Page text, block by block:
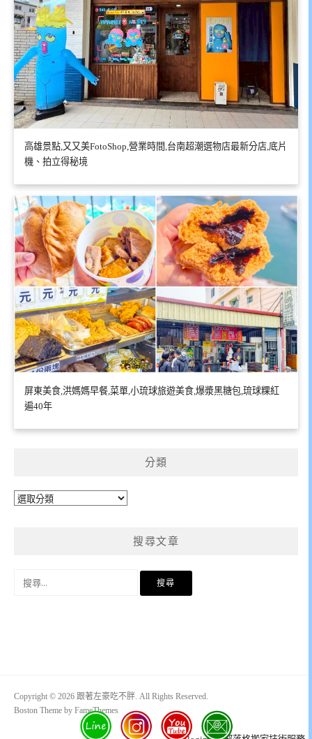
高雄景點,又又美FotoShop,營業時間,台南超潮選物店最新分店,底片
機、拍立得秘境
屏東美食,洪媽媽早餐,菜單,小琉球旅遊美食,爆漿黑糖包,琉球粿紅
遍40年
分類
分
搜尋文章
Copyright © 2026 跟著左豪吃不胖. All Rights Reserved.
Boston Theme by FameThemes